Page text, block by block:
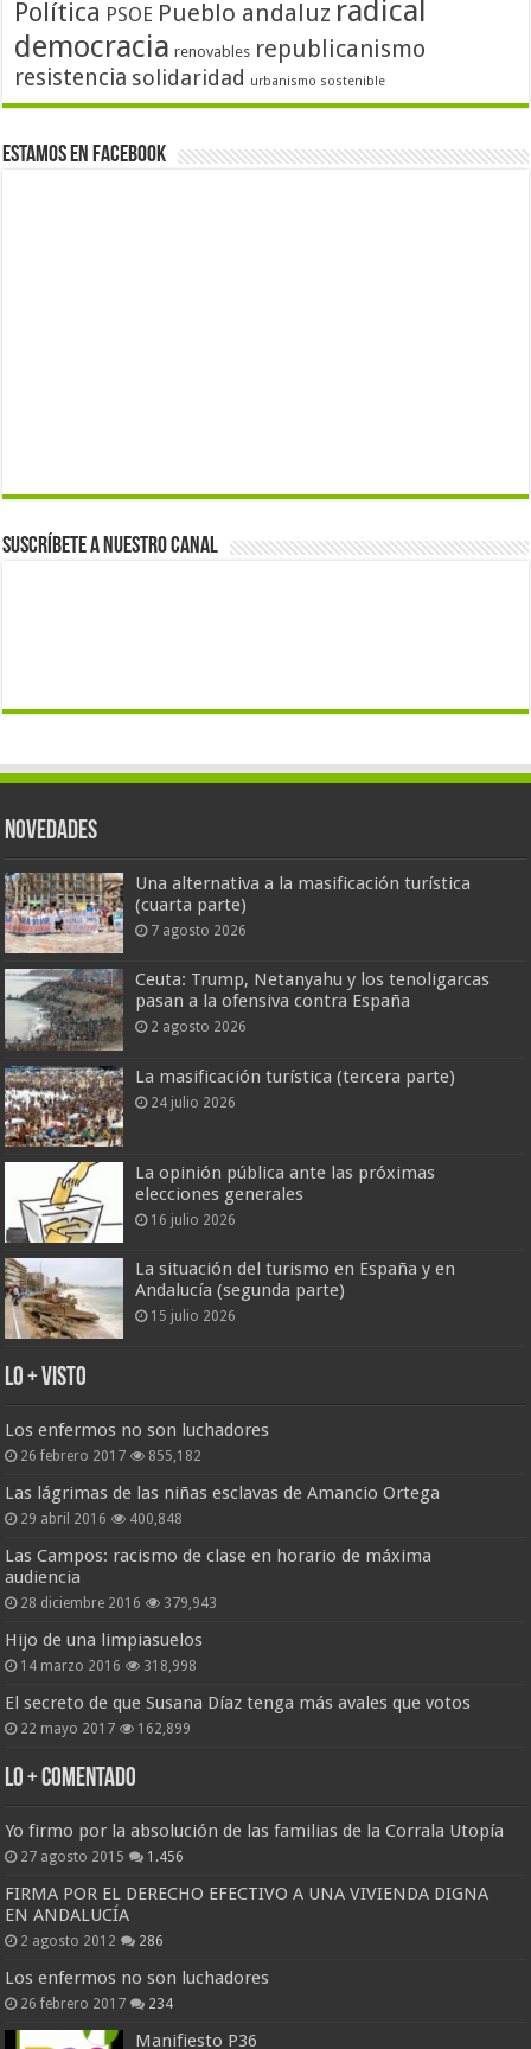
Política PSOE Pueblo andaluz radical
democracia renovables republicanismo
resistencia solidaridad urbanismo sostenible
Estamos en Facebook
Suscríbete a nuestro canal
Novedades
Una alternativa a la masificación turística
(cuarta parte)
7 agosto 2026
Ceuta: Trump, Netanyahu y los tenoligarcas
pasan a la ofensiva contra España
2 agosto 2026
La masificación turística (tercera parte)
24 julio 2026
La opinión pública ante las próximas
elecciones generales
16 julio 2026
La situación del turismo en España y en
Andalucía (segunda parte)
15 julio 2026
Lo + Visto
Los enfermos no son luchadores
26 febrero 2017 855,182
Las lágrimas de las niñas esclavas de Amancio Ortega
29 abril 2016 400,848
Las Campos: racismo de clase en horario de máxima
audiencia
28 diciembre 2016 379,943
Hijo de una limpiasuelos
14 marzo 2016 318,998
El secreto de que Susana Díaz tenga más avales que votos
22 mayo 2017 162,899
Lo + Comentado
Yo firmo por la absolución de las familias de la Corrala Utopía
27 agosto 2015 1.456
FIRMA POR EL DERECHO EFECTIVO A UNA VIVIENDA DIGNA
EN ANDALUCÍA
2 agosto 2012 286
Los enfermos no son luchadores
26 febrero 2017 234
Manifiesto P36